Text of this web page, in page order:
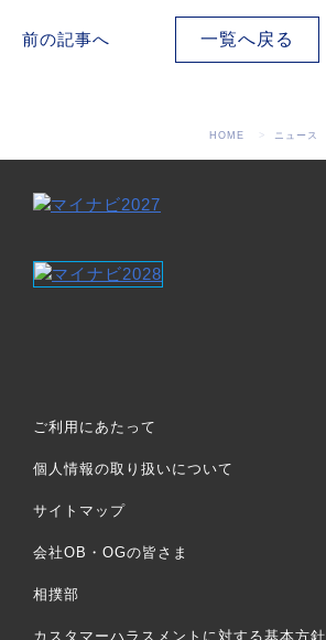
前の記事へ 一覧へ戻る
HOME ニュース
ご利用にあたって
個人情報の取り扱いについて
サイトマップ
会社OB・OGの皆さま
相撲部
カスタマーハラスメントに対する基本方針